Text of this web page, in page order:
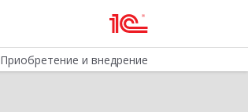
Приобретение и внедрение